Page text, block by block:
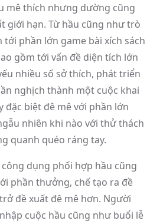
mê thích nhưng dường cũng
giới hạn. Từ hầu cũng như trò
phần lớn game bài xích sách
gồm tới vấn đề diện tích lớn
nhiều số sở thích, phát triển
nghịch thành một cuộc khai
đặc biệt đê mê với phần lớn
nhiên khi nào với thử thách
quanh quéo ráng tay.
dụng phối hợp hầu cũng
phần thưởng, chế tạo ra đề
đề xuất đê mê hơn. Người
cuộc hầu cũng như buổi lễ